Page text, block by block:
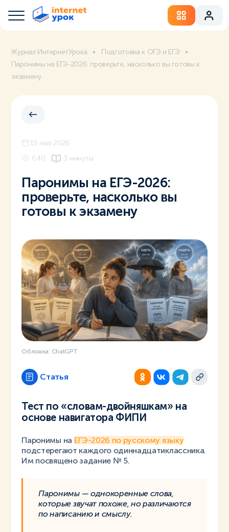
Журнал ИнтернетУрока
Подготовка к ОГЭ и ЕГЭ
Паронимы на ЕГЭ-2026: проверьте, насколько вы готовы к
экзамену
15 мая 2026
640
3 минуты
Паронимы на ЕГЭ-2026:
проверьте, насколько вы
готовы к экзамену
Обложка: ChatGPT
Статья
Тест по «словам-двойняшкам» на
основе навигатора ФИПИ
Паронимы на ЕГЭ-2026 по русскому языку
подстерегают каждого одиннадцатиклассника.
Им посвящено задание № 5.
Паронимы — однокоренные слова,
которые звучат похоже, но различаются
по написанию и смыслу.